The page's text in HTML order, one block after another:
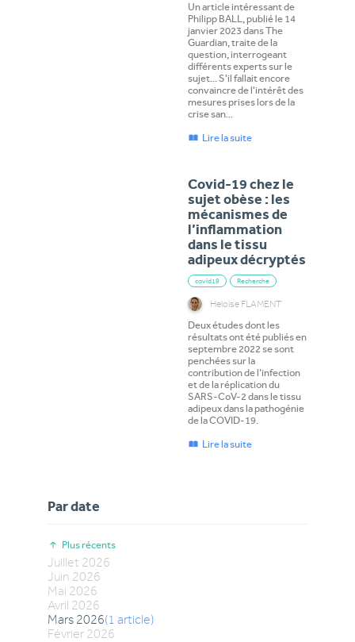
Un article intéressant de
Philipp BALL, publié le 14
janvier 2023 dans The
Guardian, traite de la
question, interrogeant
différents experts sur le
sujet... S'il fallait encore
convaincre de l'intérêt des
mesures prises lors de la
crise san…
Lire la suite
Covid-19 chez le
sujet obèse : les
mécanismes de
l’inflammation
dans le tissu
adipeux décryptés
covid19 Recherche
Heloise FLAMENT
Deux études dont les
résultats ont été publiés en
septembre 2022 se sont
penchées sur la
contribution de l’infection
et de la réplication du
SARS-CoV-2 dans le tissu
adipeux dans la pathogénie
de la COVID-19.
Lire la suite
Par date
Plus récents
Juillet 2026
Juin 2026
Mai 2026
Avril 2026
Mars 2026(1 article)
Février 2026